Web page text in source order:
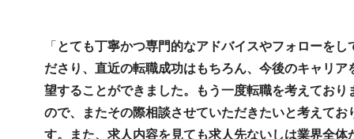
「 とても丁寧かつ専門的なアドバイスやフォローをし
ださり、直近の転職成功はもちろん、今後のキャリア
望することができました。もう一度転職を考えており
ので、またその際相談させていただきたいと考えてお
す。また、求人内容を見ても求人先ないしは業界全体